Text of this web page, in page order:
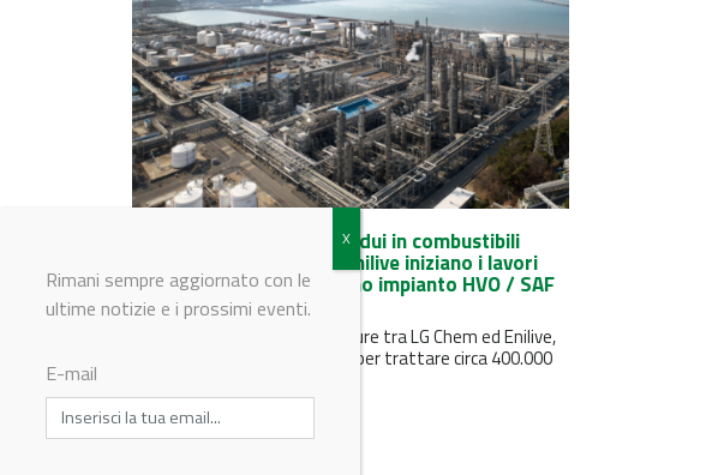
Trasformare scarti e residui in combustibili
sostenibili: LG Chem ed Enilive iniziano i lavori
per le fondazioni del primo impianto HVO / SAF
in Corea del Sud
LG-Eni BioRefining, joint venture tra LG Chem ed Enilive,
avvierà dal 2027 un impianto per trattare circa 400.000
Rimani sempre aggiornato con le
ultime notizie e i prossimi eventi.
E-mail